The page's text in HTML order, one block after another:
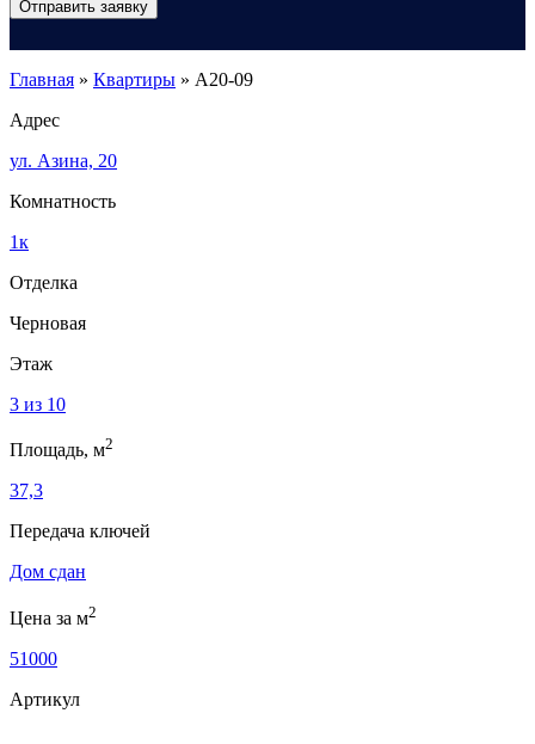
Главная » Квартиры » A20-09
Адрес
ул. Азина, 20
Комнатность
1к
Отделка
Черновая
Этаж
3 из 10
Площадь, м2
37,3
Передача ключей
Дом сдан
Цена за м2
51000
Артикул